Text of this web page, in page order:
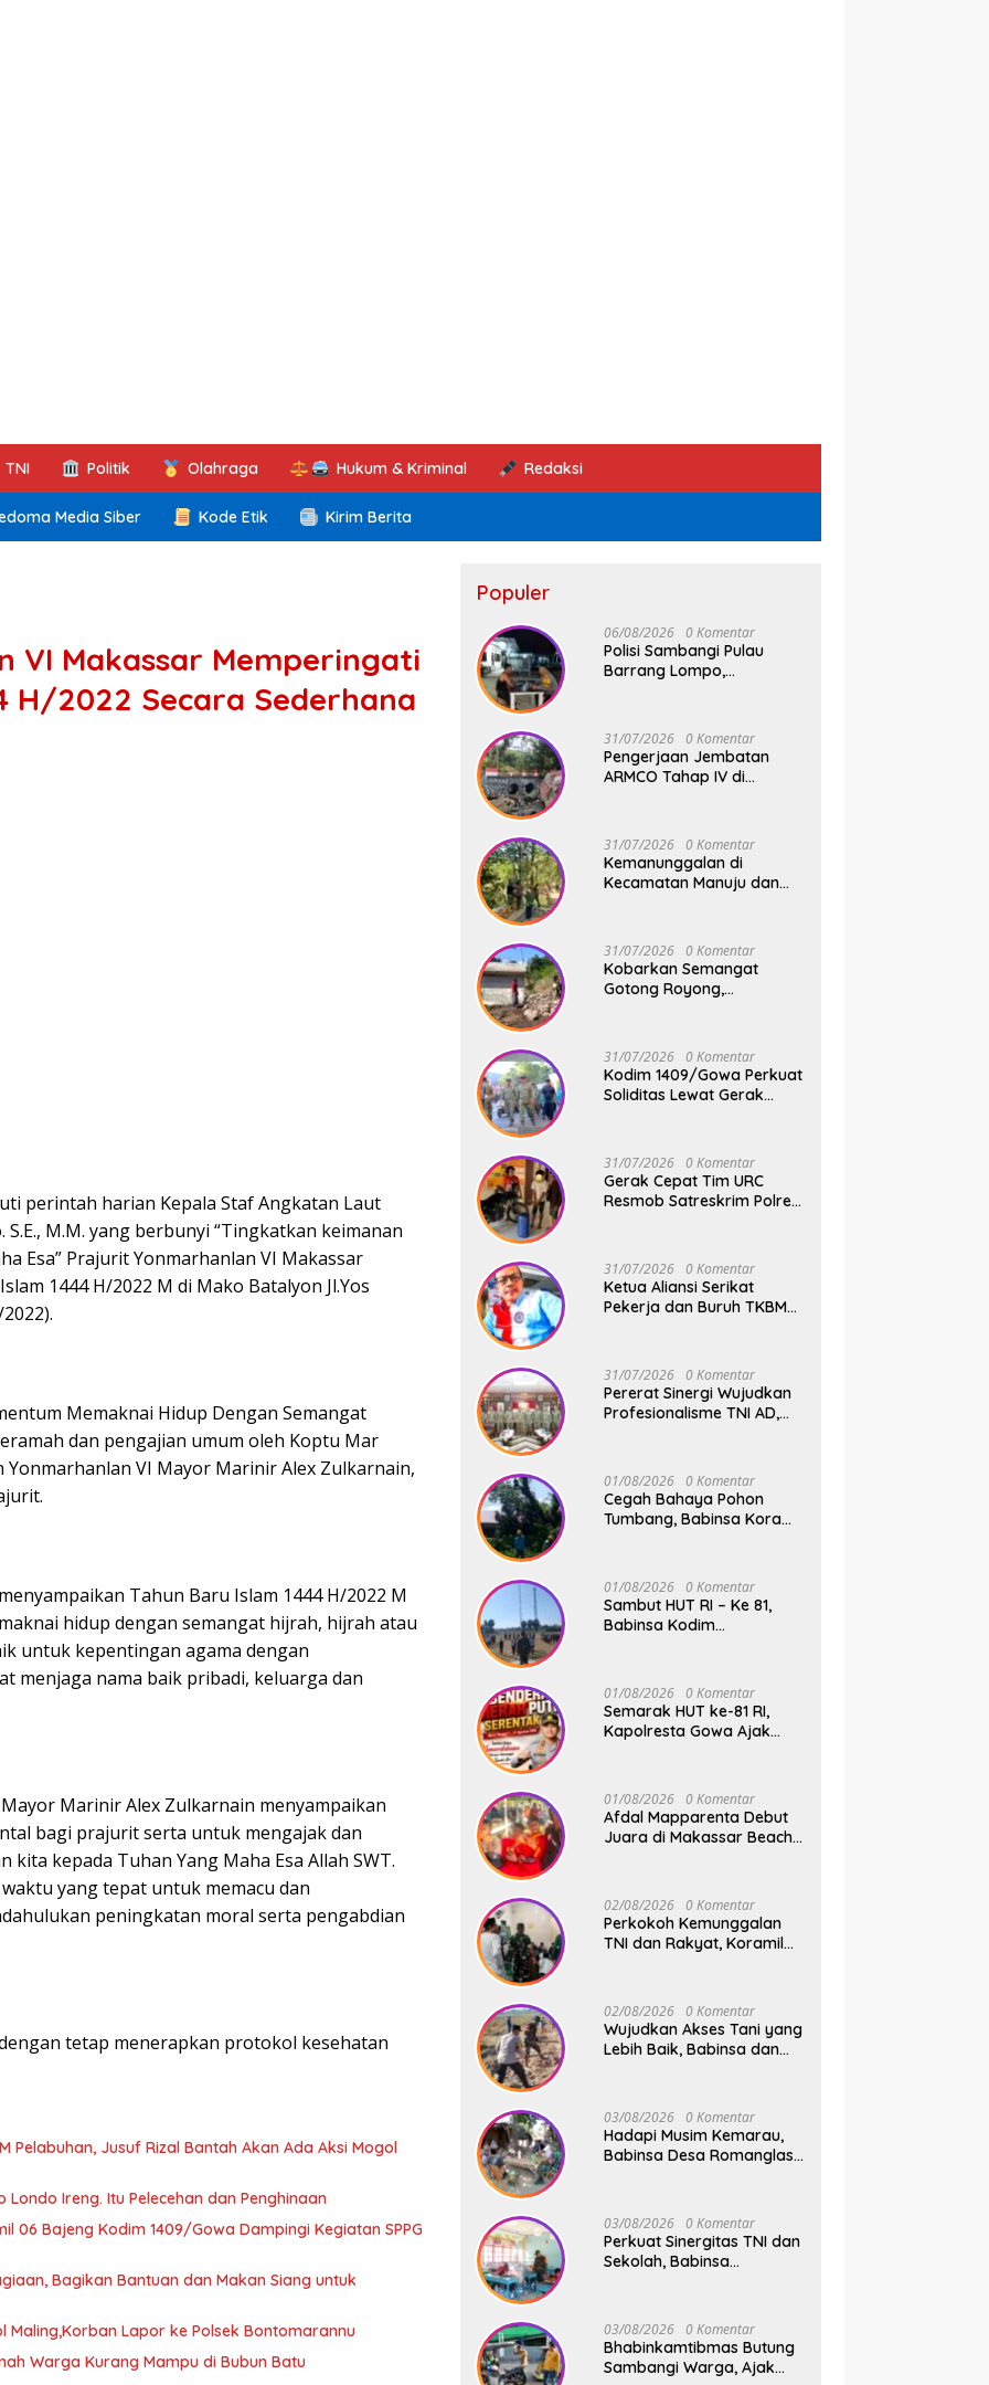
TNI Politik Olahraga Hukum & Kriminal Redaksi
Media Siber Kode Etik Kirim Berita
VI Makassar Memperingati
H/2022 Secara Sederhana
perintah harian Kepala Staf Angkatan Laut
M.M. yang berbunyi “Tingkatkan keimanan
Esa” Prajurit Yonmarhanlan VI Makassar
1444 H/2022 M di Mako Batalyon Jl.Yos
Memaknai Hidup Dengan Semangat
dan pengajian umum oleh Koptu Mar
VI Mayor Marinir Alex Zulkarnain,
Tahun Baru Islam 1444 H/2022 M
hidup dengan semangat hijrah, hijrah atau
untuk kepentingan agama dengan
menjaga nama baik pribadi, keluarga dan
Marinir Alex Zulkarnain menyampaikan
bagi prajurit serta untuk mengajak dan
kepada Tuhan Yang Maha Esa Allah SWT.
yang tepat untuk memacu dan
peningkatan moral serta pengabdian
tetap menerapkan protokol kesehatan
Pelabuhan, Jusuf Rizal Bantah Akan Ada Aksi Mogol
Ireng. Itu Pelecehan dan Penghinaan
06 Bajeng Kodim 1409/Gowa Dampingi Kegiatan SPPG
Bagikan Bantuan dan Makan Siang untuk
Maling,Korban Lapor ke Polsek Bontomarannu
Warga Kurang Mampu di Bubun Batu
Populer
06/08/2026 0 Komentar
Polisi Sambangi Pulau
Barrang Lompo,
Warga dan Jaga
Kamtibmas
31/07/2026 0 Komentar
Pengerjaan Jembatan
ARMCO Tahap IV di
Desa Mamampang Kini
Punya Akses Baru
31/07/2026 0 Komentar
Kemanunggalan di
Kecamatan Manuju dan
Jembatan Gantung Terus
Digenjot
31/07/2026 0 Komentar
Kobarkan Semangat
Gotong Royong,
Terus Berjalan
31/07/2026 0 Komentar
Kodim 1409/Gowa Perkuat
Soliditas Lewat Gerak
Kodim Gowa
31/07/2026 0 Komentar
Gerak Cepat Tim URC
Resmob Satreskrim Polres
Dongkrak Truk
31/07/2026 0 Komentar
Ketua Aliansi Serikat
Pekerja dan Buruh TKBM
Mogol Nasional
31/07/2026 0 Komentar
Pererat Sinergi Wujudkan
Profesionalisme TNI AD,
Pangdivif 3/Kostrad
01/08/2026 0 Komentar
Cegah Bahaya Pohon
Tumbang, Babinsa Koramil
Bakti Pangkas Ranting
Pohon Bersama Warga
Bonto Baddo
01/08/2026 0 Komentar
Sambut HUT RI – Ke 81,
Babinsa Kodim
Kedisiplinan Calon
Paskibraka Kecamatan
Bontonompo
01/08/2026 0 Komentar
Semarak HUT ke-81 RI,
Kapolresta Gowa Ajak
01/08/2026 0 Komentar
Afdal Mapparenta Debut
Juara di Makassar Beach
02/08/2026 0 Komentar
Perkokoh Kemunggalan
TNI dan Rakyat, Koramil
02/08/2026 0 Komentar
Wujudkan Akses Tani yang
Lebih Baik, Babinsa dan
Swadaya
03/08/2026 0 Komentar
Hadapi Musim Kemarau,
Babinsa Desa Romanglasa
Kesehatan
03/08/2026 0 Komentar
Perkuat Sinergitas TNI dan
Sekolah, Babinsa
Center Malakaji
03/08/2026 0 Komentar
Bhabinkamtibmas Butung
Sambangi Warga, Ajak